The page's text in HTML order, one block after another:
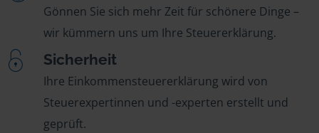
Gönnen Sie sich mehr Zeit für schönere Dinge –
wir kümmern uns um Ihre Steuererklärung.
Sicherheit
Ihre Einkommensteuererklärung wird von
Steuerexpertinnen und -experten erstellt und
geprüft.